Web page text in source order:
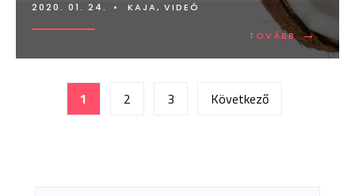
2020. 01. 24. • KAJA, VIDEÓ
TOVÁBB →
TOVÁBB:
PROLELLO,
Bejegyzések
lapozása
1 2 3 Következő